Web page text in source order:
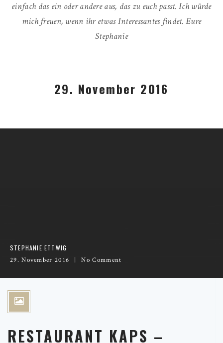
einfach das ein oder andere aus, das zu euch passt. Ich würde
mich freuen, wenn ihr etwas Interessantes findet. Eure
Stephanie
29. November 2016
STEPHANIE ETTWIG
29. November 2016
No Comment
RESTAURANT KAPS –